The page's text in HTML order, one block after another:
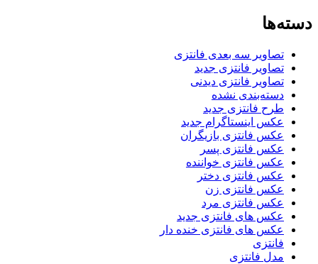
دسته‌ها
تصاویر سه بعدی فانتزی
تصاویر فانتزی جدید
تصاویر فانتزی دیدنی
دسته‌بندی نشده
طرح فانتزی جدید
عکس اینستاگرام جدید
عکس فانتزی بازیگران
عکس فانتزی پسر
عکس فانتزی خواننده
عکس فانتزی دختر
عکس فانتزی زن
عکس فانتزی مرد
عکس های فانتزی جدید
عکس های فانتزی خنده دار
فانتزی
مدل فانتزی